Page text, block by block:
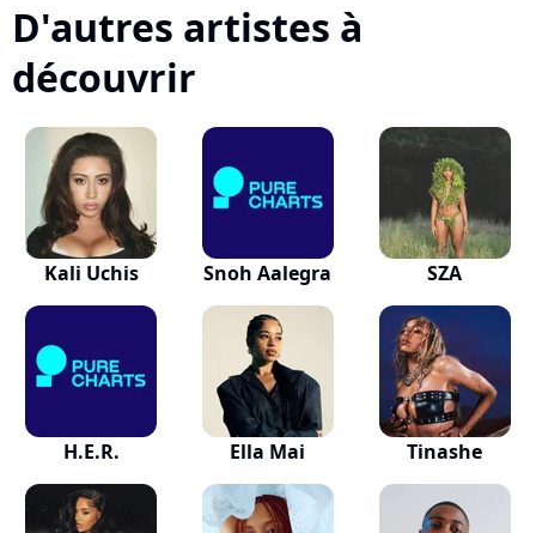
D'autres artistes à
découvrir
Kali Uchis Snoh Aalegra SZA
H.E.R. Ella Mai Tinashe